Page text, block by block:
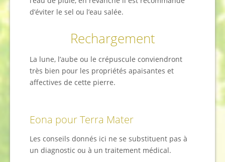
d’éviter le sel ou l’eau salée.
Rechargement
La lune, l’aube ou le crépuscule conviendront
très bien pour les propriétés apaisantes et
affectives de cette pierre.
Eona pour Terra Mater
Les conseils donnés ici ne se substituent pas à
un diagnostic ou à un traitement médical.